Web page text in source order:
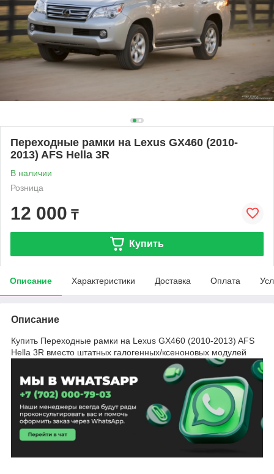
Переходные рамки на Lexus GX460 (2010-
2013) AFS Hella 3R
В наличии
Розница
12 000 ₸
Купить
Описание Характеристики Доставка Оплата
Описание
Купить Переходные рамки на Lexus GX460 (2010-2013) AFS
Hella 3R вместо штатных галогенных/ксеноновых модулей